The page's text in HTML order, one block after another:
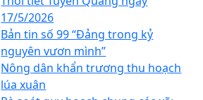
17/5/2026
Bản tin số 99 “Đảng trong kỷ
nguyên vươn mình”
Nông dân khẩn trương thu hoạch
lúa xuân